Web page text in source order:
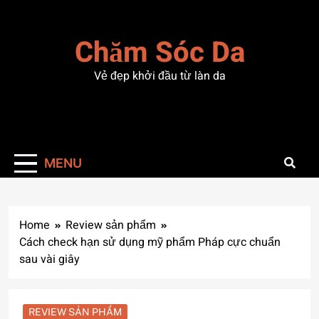
Chăm Sóc Da
Vẻ đẹp khởi đầu từ làn da
MENU
Home
Review sản phẩm
Cách check hạn sử dụng mỹ phẩm Pháp cực chuẩn
sau vài giây
REVIEW SẢN PHẨM